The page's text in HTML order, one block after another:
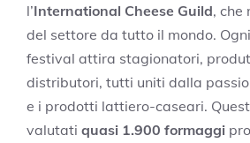
l’International Cheese Guild, che
del settore da tutto il mondo.
festival attira stagionatori,
distributori, tutti uniti dalla
e i prodotti lattiero-caseari.
valutati quasi 1.900 formaggi